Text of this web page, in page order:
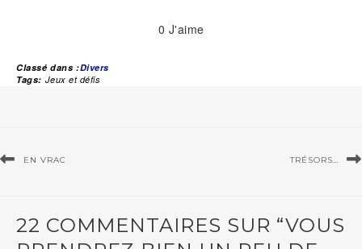
0 J'aime
Classé dans :Divers
Tags: Jeux et défis
EN VRAC TRÉSORS…
22 COMMENTAIRES SUR “VOUS